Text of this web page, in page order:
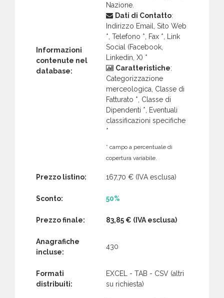
Informazioni
contenute nel
database:
Nazione.
Dati di Contatto:
Indirizzo Email, Sito Web
*, Telefono *, Fax *, Link
Social (Facebook,
Linkedin, X) *
Caratteristiche:
Categorizzazione
merceologica, Classe di
Fatturato *, Classe di
Dipendenti *, Eventuali
classificazioni specifiche
*
* campo a percentuale di
copertura variabile.
Prezzo listino: 167,70 € (IVA esclusa)
Sconto: 50%
Prezzo finale: 83,85 € (IVA esclusa)
Anagrafiche
incluse:
430
Formati
distribuiti:
EXCEL - TAB - CSV (altri
su richiesta)